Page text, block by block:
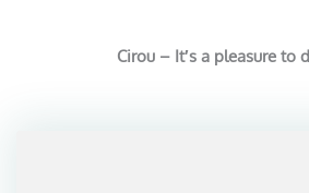
Cirou – It′s a pleasure to